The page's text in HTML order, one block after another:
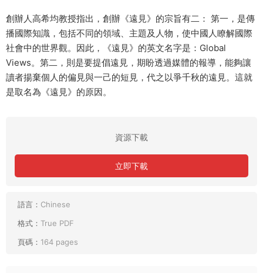
創辦人高希均教授指出，創辦《遠見》的宗旨有二： 第一，是傳
播國際知識，包括不同的領域、主題及人物，使中國人瞭解國際
社會中的世界觀。因此，《遠見》的英文名字是：Global
Views。第二，則是要提倡遠見，期盼透過媒體的報導，能夠讓
讀者揚棄個人的偏見與一己的短見，代之以爭千秋的遠見。這就
是取名為《遠見》的原因。
資源下載
立即下載
語言： Chinese
格式： True PDF
頁碼： 164 pages